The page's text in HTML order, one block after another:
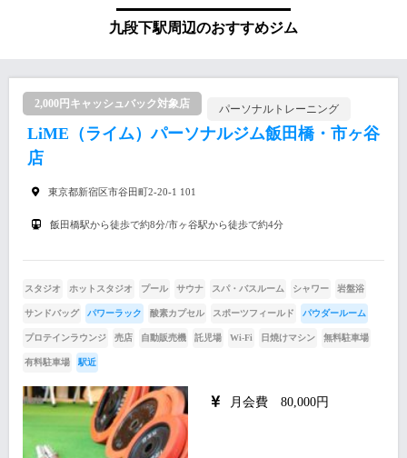
九段下駅周辺のおすすめジム
2,000円キャッシュバック対象店 パーソナルトレーニング
LiME（ライム）パーソナルジム飯田橋・市ヶ谷
店
東京都新宿区市谷田町2-20-1 101
飯田橋駅から徒歩で約8分/市ヶ谷駅から徒歩で約4分
スタジオ ホットスタジオ プール サウナ スパ・バスルーム シャワー 岩盤浴
サンドバッグ パワーラック 酸素カプセル スポーツフィールド パウダールーム
プロテインラウンジ 売店 自動販売機 託児場 Wi-Fi 日焼けマシン 無料駐車場
有料駐車場 駅近
月会費 80,000円